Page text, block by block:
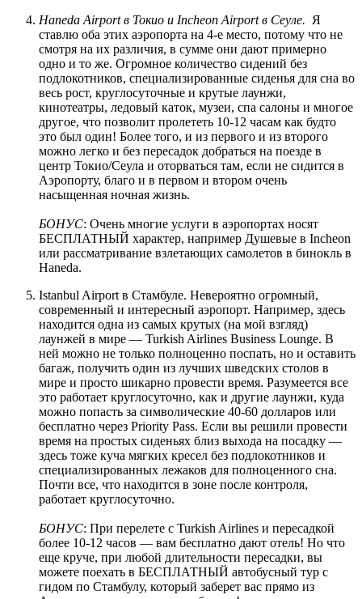
Haneda Airport в Токио и Incheon Airport в Сеуле. Я
ставлю оба этих аэропорта на 4-е место, потому что не
смотря на их различия, в сумме они дают примерно
одно и то же. Огромное количество сидений без
подлокотников, специализированные сиденья для сна во
весь рост, круглосуточные и крутые лаунжи,
кинотеатры, ледовый каток, музеи, спа салоны и многое
другое, что позволит пролететь 10-12 часам как будто
это был один! Более того, и из первого и из второго
можно легко и без пересадок добраться на поезде в
центр Токио/Сеула и оторваться там, если не сидится в
Аэропорту, благо и в первом и втором очень
насыщенная ночная жизнь.
БОНУС: Очень многие услуги в аэропортах носят
БЕСПЛАТНЫЙ характер, например Душевые в Incheon
или рассматривание взлетающих самолетов в бинокль в
Haneda.
Istanbul Airport в Стамбуле. Невероятно огромный,
современный и интересный аэропорт. Например, здесь
находится одна из самых крутых (на мой взгляд)
лаунжей в мире — Turkish Airlines Business Lounge. В
ней можно не только полноценно поспать, но и оставить
багаж, получить один из лучших шведских столов в
мире и просто шикарно провести время. Разумеется все
это работает круглосуточно, как и другие лаунжи, куда
можно попасть за символические 40-60 долларов или
бесплатно через Priority Pass. Если вы решили провести
время на простых сиденьях близ выхода на посадку —
здесь тоже куча мягких кресел без подлокотников и
специализированных лежаков для полноценного сна.
Почти все, что находится в зоне после контроля,
работает круглосуточно.
БОНУС: При перелете c Turkish Airlines и пересадкой
более 10-12 часов — вам бесплатно дают отель! Но что
еще круче, при любой длительности пересадки, вы
можете поехать в БЕСПЛАТНЫЙ автобусный тур с
гидом по Стамбулу, который заберет вас прямо из